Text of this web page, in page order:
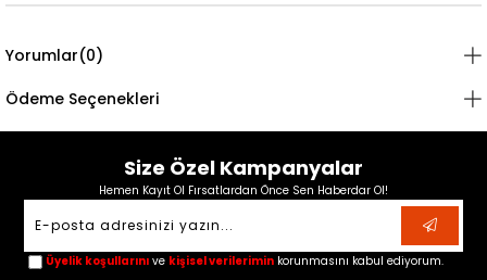
Yorumlar(0)
Ödeme Seçenekleri
Size Özel Kampanyalar
Hemen Kayıt Ol Fırsatlardan Önce Sen Haberdar Ol!
Üyelik koşullarını ve kişisel verilerimin korunmasını kabul ediyorum.